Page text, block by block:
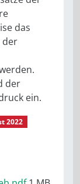
das
der
der
ein.
2022